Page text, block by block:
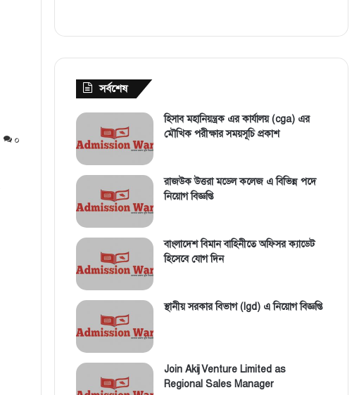
০
সর্বশেষ
হিসাব মহানিয়ন্ত্রক এর কার্যালয় (cga) এর
মৌখিক পরীক্ষার সময়সূচি প্রকাশ
রাজউক উত্তরা মডেল কলেজ এ বিভিন্ন পদে
নিয়োগ বিজ্ঞপ্তি
বাংলাদেশ বিমান বাহিনীতে অফিসর ক্যাডেট
হিসেবে যোগ দিন
স্থানীয় সরকার বিভাগ (lgd) এ নিয়োগ বিজ্ঞপ্তি
Join Akij Venture Limited as
Regional Sales Manager